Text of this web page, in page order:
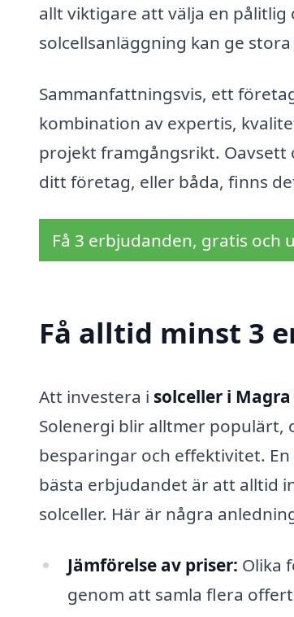
allt viktigare att välja en
solcellsanläggning kan ge
Sammanfattningsvis, ett
kombination av expertis,
projekt framgångsrikt. Oavsett
ditt företag, eller båda, finns
Få 3 erbjudanden, gratis och
Få alltid minst 3
Att investera i solceller i Magra
Solenergi blir alltmer populärt,
besparingar och effektivitet.
bästa erbjudandet är att alltid
solceller. Här är några
Jämförelse av priser: Olika
genom att samla flera